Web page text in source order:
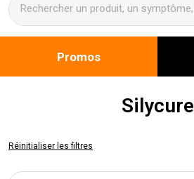
Promos
Silycure
Réinitialiser les filtres